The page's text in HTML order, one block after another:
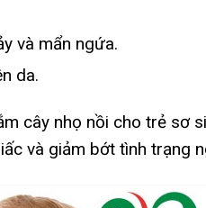
và mẩn ngứa.
da.
cây nhọ nồi cho trẻ sơ
và giảm bớt tình trạng